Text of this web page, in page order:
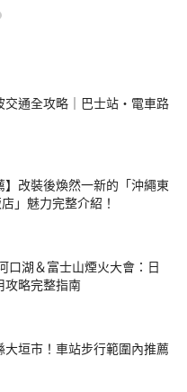
交通全攻略｜巴士站・電車路
】改裝後煥然一新的「沖繩東
」魅力完整介紹！
口湖＆富士山煙火大會：日
攻略完整指南
大垣市！車站步行範圍內推薦